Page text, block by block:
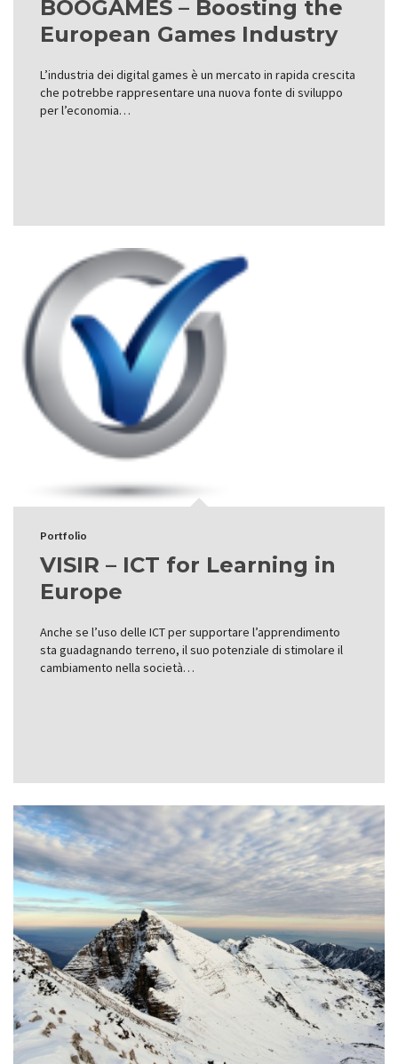
BOOGAMES – Boosting the
European Games Industry
L’industria dei digital games è un mercato in rapida crescita
che potrebbe rappresentare una nuova fonte di sviluppo
per l’economia…
Portfolio
VISIR – ICT for Learning in
Europe
Anche se l’uso delle ICT per supportare l’apprendimento
sta guadagnando terreno, il suo potenziale di stimolare il
cambiamento nella società…